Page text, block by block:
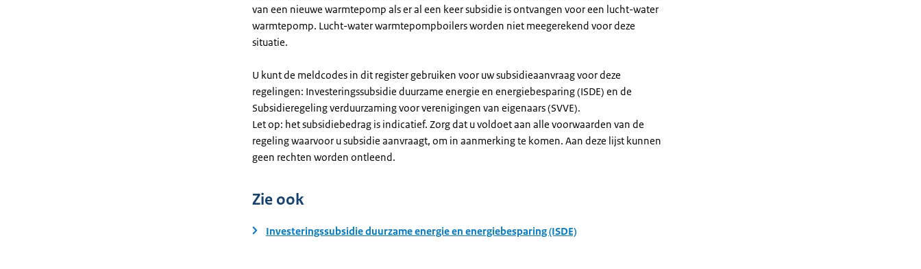
van een nieuwe warmtepomp als er al een keer subsidie is ontvangen voor een lucht-water
warmtepomp. Lucht-water warmtepompboilers worden niet meegerekend voor deze
situatie.
U kunt de meldcodes in dit register gebruiken voor uw subsidieaanvraag voor deze
regelingen: Investeringssubsidie duurzame energie en energiebesparing (ISDE) en de
Subsidieregeling verduurzaming voor verenigingen van eigenaars (SVVE).
Let op: het subsidiebedrag is indicatief. Zorg dat u voldoet aan alle voorwaarden van de
regeling waarvoor u subsidie aanvraagt, om in aanmerking te komen. Aan deze lijst kunnen
geen rechten worden ontleend.
Zie ook
Investeringssubsidie duurzame energie en energiebesparing (ISDE)